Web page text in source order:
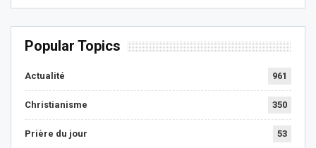
Popular Topics
Actualité 961
Christianisme 350
Prière du jour 53